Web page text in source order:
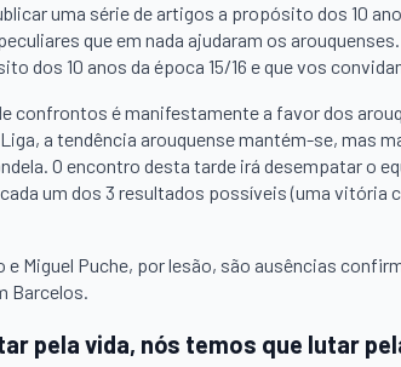
uma série de artigos a propósito dos 10
que em nada ajudaram os
dos 10 anos da época 15/16 e que vos
confrontos é manifestamente a favor dos
a tendência arouquense mantém-se, mas
O encontro desta tarde irá desempatar o
um dos 3 resultados possíveis (uma vitória
Miguel Puche, por lesão, são ausências
Barcelos.
pela vida, nós temos que lutar